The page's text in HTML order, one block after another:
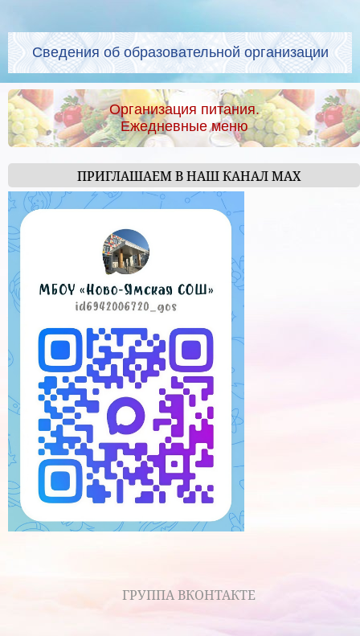
Сведения об образовательной организации
Организация питания.
Ежедневные меню
ПРИГЛАШАЕМ В НАШ КАНАЛ МАХ
ГРУППА ВКОНТАКТЕ